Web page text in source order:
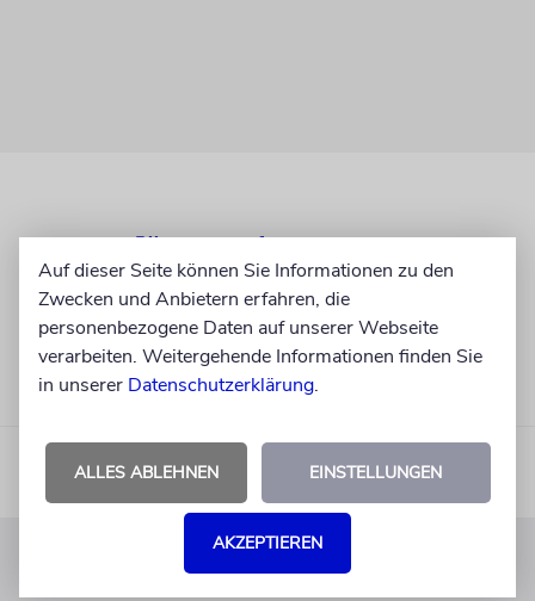
Auf dieser Seite können Sie Informationen zu den
Zwecken und Anbietern erfahren, die
personenbezogene Daten auf unserer Webseite
verarbeiten. Weitergehende Informationen finden Sie
in unserer Datenschutzerklärung.
ALLES ABLEHNEN EINSTELLUNGEN
AKZEPTIEREN